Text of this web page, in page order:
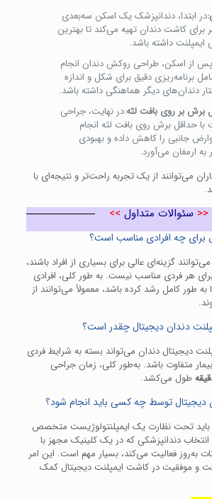
در ابتدا، دندانپزشک یک اسکن سه‌بعدی
برای کاشت دندان تهیه می‌کند تا بهترین
ایمپلنت داشته باشد.
از اسکن، طراحی روکش دندان انجام
برنامه‌ریزی دقیق برای شکل و اندازه
دندان‌های دیگر هماهنگی داشته باشد.
برش بر روی بافت لثه:در نهایت، جراحی
با حداقل برش روی بافت لثه انجام
جانبی را کاهش داده و بهبودی
به ارمغان می‌آورد.
می‌توانند از یک تجربه راحت‌تر و نتیجه‌ای با
<< سئوالات متداول >>
برای چه افرادی مناسب است؟
گزینه‌ای عالی برای بسیاری از افراد باشند،
هر فردی مناسب نیست. به طور کلی، افرادی
طور کامل رشد کرده باشد، معمولاً می‌توانند از
دندان دیجیتال چقدر است؟
دیجیتال دندان می‌تواند بسته به شرایط فردی
متفاوت باشد. به‌طور کلی، زمان جراحی
طول می‌کشد.
دیجیتال توسط چه کسی باید انجام شود؟
باید تحت نظارت یک ایمپلنتولوژیست متخصص
انتخاب دندانپزشکی که در یک کلینیک مجهز با
به‌روز فعالیت می‌کند، بسیار مهم است. این امر
و موفقیت در کاشت ایمپلنت دیجیتال کمک